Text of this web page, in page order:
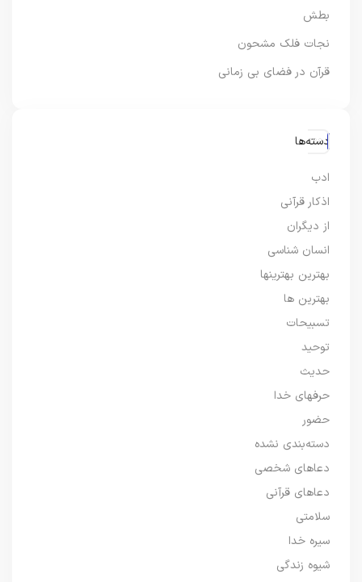
بطش
نجات فلک مشحون
قرآن در فضای بی زمانی
دسته‌ها
ادب
اذکار قرآنی
از دیگران
انسان شناسی
بهترین بهترینها
بهترین ها
تسبیحات
توحید
حدیث
حرفهای خدا
حضور
دسته‌بندی نشده
دعاهای شخصی
دعاهای قرآنی
سلامتی
سیره خدا
شیوه زندگی